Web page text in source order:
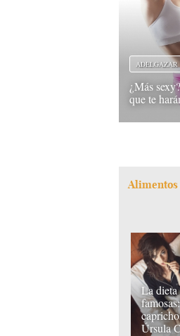
ADELGAZAR
¿Más
que te
La dieta
Úrsula